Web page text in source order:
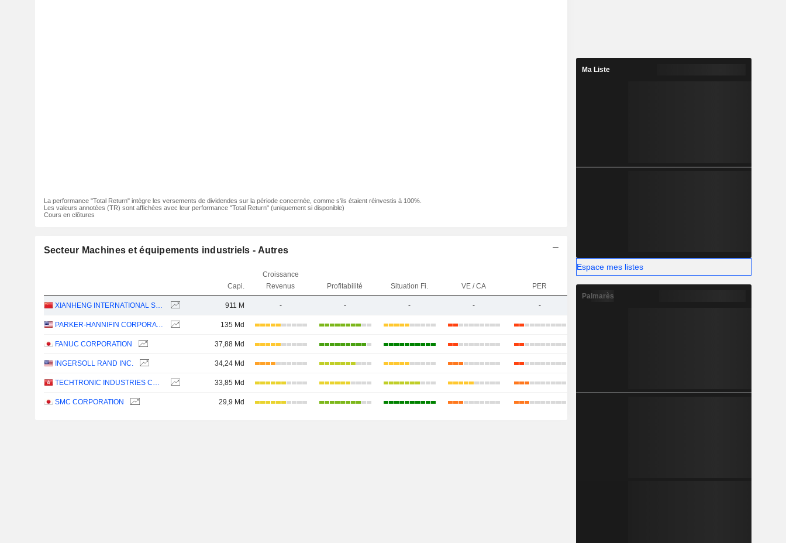
La performance "Total Return" intègre les versements de dividendes sur la période concernée, comme s'ils étaient réinvestis à 100%.
Les valeurs annotées (TR) sont affichées avec leur performance "Total Return" (uniquement si disponible)
Cours en clôtures
Secteur Machines et équipements industriels - Autres
Capi.
Croissance
Revenus
Profitabilité Situation Fi. VE / CA PER
XIANHENG INTERNATIONAL SCIENCE&TECHNOLOGY CO., LTD. 911 M - - - - -
PARKER-HANNIFIN CORPORATION 135 Md
FANUC CORPORATION 37,88 Md
INGERSOLL RAND INC. 34,24 Md
TECHTRONIC INDUSTRIES COMPANY LIMITED 33,85 Md
SMC CORPORATION 29,9 Md
Ma Liste
Espace mes listes
Palmarès